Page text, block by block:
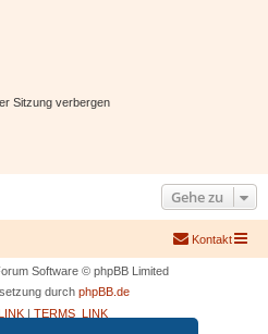
Sitzung verbergen
Gehe zu
Kontakt
Software © phpBB Limited
durch phpBB.de
| TERMS_LINK